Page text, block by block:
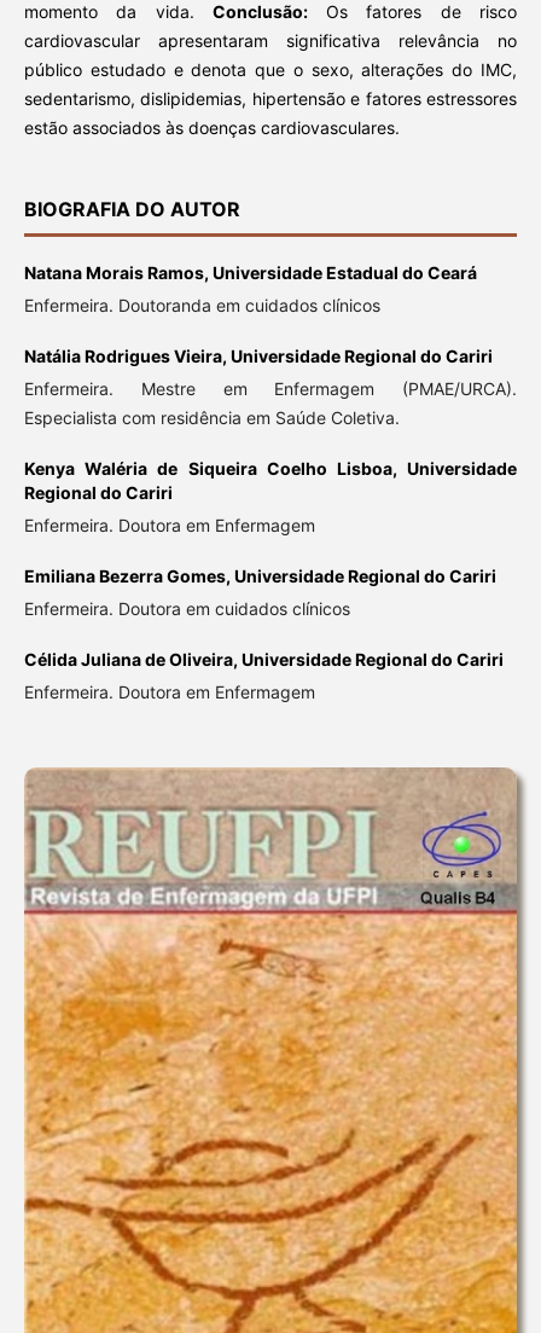
momento da vida. Conclusão:Os fatores de risco
cardiovascular apresentaram significativa relevância no
público estudado e denota que o sexo, alterações do IMC,
sedentarismo, dislipidemias, hipertensão e fatores estressores
estão associados às doenças cardiovasculares.
BIOGRAFIA DO AUTOR
Natana Morais Ramos, Universidade Estadual do Ceará
Enfermeira. Doutoranda em cuidados clínicos
Natália Rodrigues Vieira, Universidade Regional do Cariri
Enfermeira. Mestre em Enfermagem (PMAE/URCA).
Especialista com residência em Saúde Coletiva.
Kenya Waléria de Siqueira Coelho Lisboa,Universidade
Regional do Cariri
Enfermeira. Doutora em Enfermagem
Emiliana Bezerra Gomes, Universidade Regional do Cariri
Enfermeira. Doutora em cuidados clínicos
Célida Juliana de Oliveira, Universidade Regional do Cariri
Enfermeira. Doutora em Enfermagem